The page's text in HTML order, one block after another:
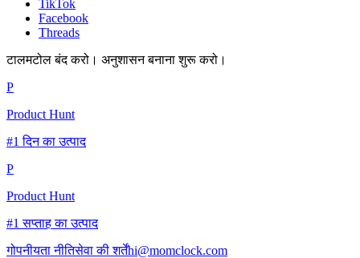
TikTok
Facebook
Threads
टालमटोल बंद करो। अनुशासन बनाना शुरू करो।
P
Product Hunt
#1 दिन का उत्पाद
P
Product Hunt
#1 सप्ताह का उत्पाद
गोपनीयता नीतिसेवा की शर्तेंhi@momclock.com